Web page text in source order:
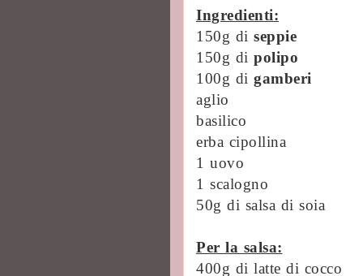
Ingredienti:
150g di seppie
150g di polipo
100g di gamberi
aglio
basilico
erba cipollina
1 uovo
1 scalogno
50g di salsa di soia
Per la salsa:
400g di latte di cocco